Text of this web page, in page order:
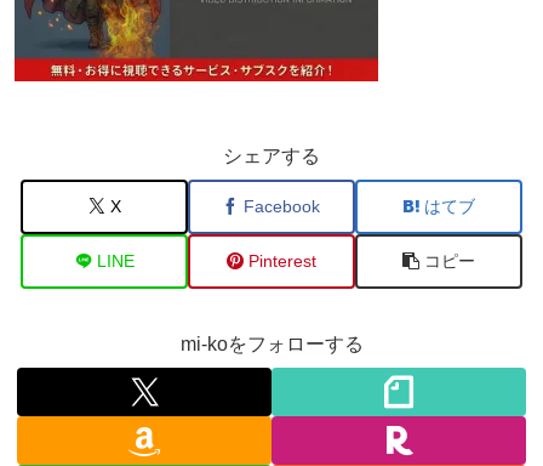
シェアする
X Facebook はてブ
LINE Pinterest コピー
mi-koをフォローする